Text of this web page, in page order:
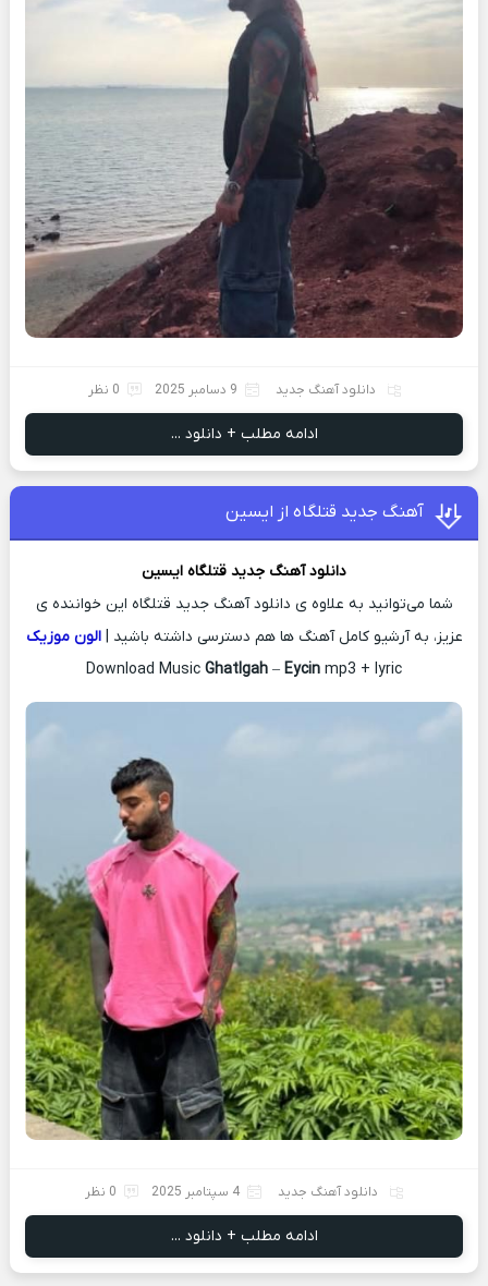
دانلود آهنگ جدید 9 دسامبر 2025 0 نظر
ادامه مطلب + دانلود ...
آهنگ جدید قتلگاه از ایسین
دانلود آهنگ جدید قتلگاه ایسین
شما می‌توانید به علاوه ی دانلود آهنگ جدید قتلگاه این خواننده ی
عزیز، به آرشیو کامل آهنگ ها هم دسترسی داشته باشید |الون موزیک
Download Music Ghatlgah – Eycin mp3 + lyric
دانلود آهنگ جدید 4 سپتامبر 2025 0 نظر
ادامه مطلب + دانلود ...